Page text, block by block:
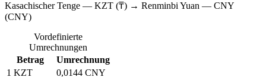
Kasachischer Tenge — KZT (₸) → Renminbi Yuan — CNY
(CNY)
Vordefinierte
Umrechnungen
Betrag
Umrechnung
1 KZT
0,0144 CNY